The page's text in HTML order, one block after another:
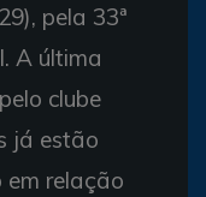
pela 33ª
A última
clube
já estão
em relação